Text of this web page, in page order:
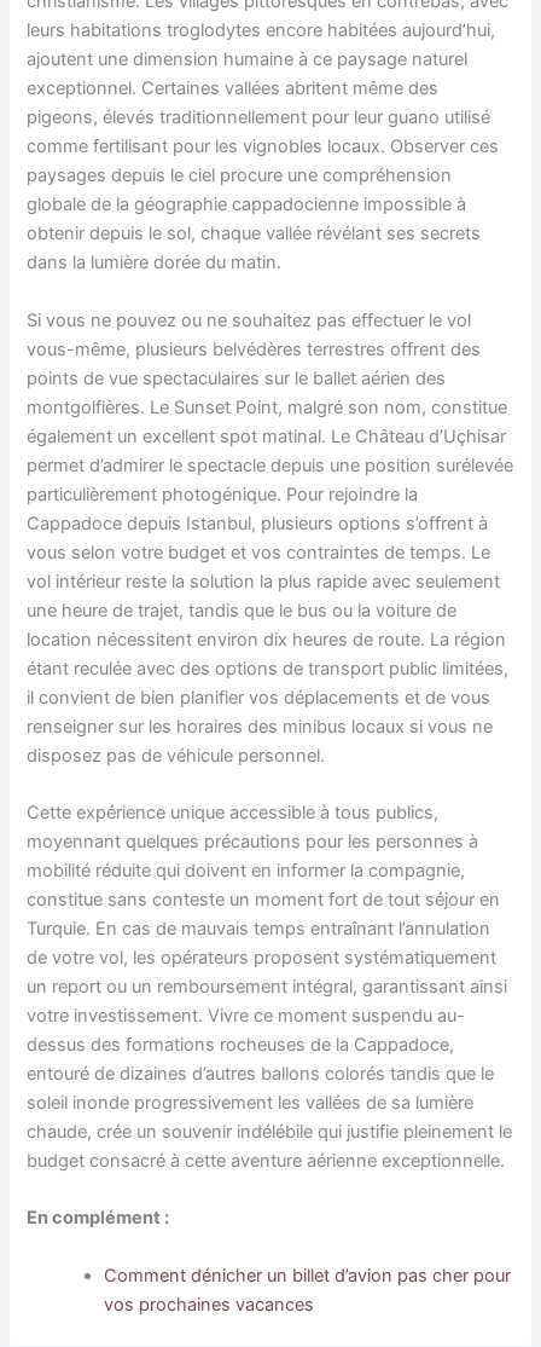
leurs habitations troglodytes encore habitées aujourd’hui,
ajoutent une dimension humaine à ce paysage naturel
exceptionnel. Certaines vallées abritent même des
pigeons, élevés traditionnellement pour leur guano utilisé
comme fertilisant pour les vignobles locaux. Observer ces
paysages depuis le ciel procure une compréhension
globale de la géographie cappadocienne impossible à
obtenir depuis le sol, chaque vallée révélant ses secrets
dans la lumière dorée du matin.
Si vous ne pouvez ou ne souhaitez pas effectuer le vol
vous-même, plusieurs belvédères terrestres offrent des
points de vue spectaculaires sur le ballet aérien des
montgolfières. Le Sunset Point, malgré son nom, constitue
également un excellent spot matinal. Le Château d’Uçhisar
permet d’admirer le spectacle depuis une position surélevée
particulièrement photogénique. Pour rejoindre la
Cappadoce depuis Istanbul, plusieurs options s’offrent à
vous selon votre budget et vos contraintes de temps. Le
vol intérieur reste la solution la plus rapide avec seulement
une heure de trajet, tandis que le bus ou la voiture de
location nécessitent environ dix heures de route. La région
étant reculée avec des options de transport public limitées,
il convient de bien planifier vos déplacements et de vous
renseigner sur les horaires des minibus locaux si vous ne
disposez pas de véhicule personnel.
Cette expérience unique accessible à tous publics,
moyennant quelques précautions pour les personnes à
mobilité réduite qui doivent en informer la compagnie,
constitue sans conteste un moment fort de tout séjour en
Turquie. En cas de mauvais temps entraînant l’annulation
de votre vol, les opérateurs proposent systématiquement
un report ou un remboursement intégral, garantissant ainsi
votre investissement. Vivre ce moment suspendu au-
dessus des formations rocheuses de la Cappadoce,
entouré de dizaines d’autres ballons colorés tandis que le
soleil inonde progressivement les vallées de sa lumière
chaude, crée un souvenir indélébile qui justifie pleinement le
budget consacré à cette aventure aérienne exceptionnelle.
En complément :
Comment dénicher un billet d’avion pas cher pour
vos prochaines vacances